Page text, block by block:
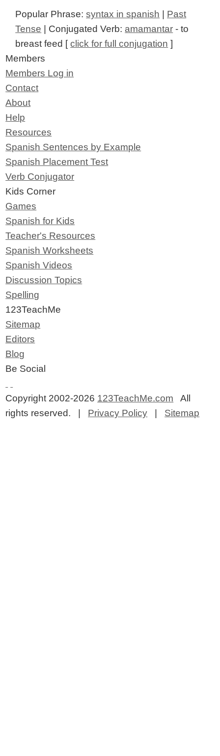
Popular Phrase:syntax in spanish
Past
Tense | Conjugated Verb: amamantar - to
breast feed [click for full conjugation ]
Members
Members Log in
Contact
About
Help
Resources
Spanish Sentences by Example
Spanish Placement Test
Verb Conjugator
Kids Corner
Games
Spanish for Kids
Teacher's Resources
Spanish Worksheets
Spanish Videos
Discussion Topics
Spelling
123TeachMe
Sitemap
Editors
Blog
Be Social
Copyright 2002-2026 123TeachMe.com All
rights reserved. | Privacy Policy Sitemap